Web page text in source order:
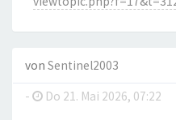
von Sentinel2003
-
Do 21. Mai 2026, 07:22